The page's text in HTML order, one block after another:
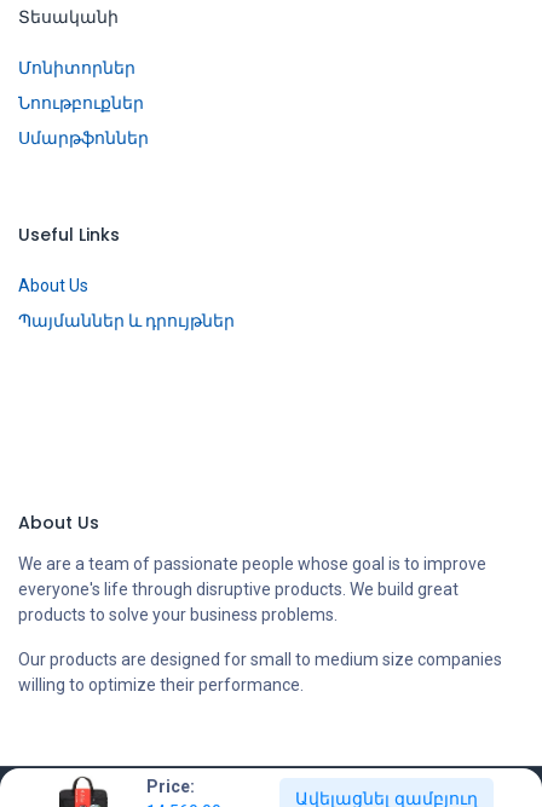
Price:
Ավելացնել զամբյուղ
Տեսականի
Մոնիտորներ
Նոութբուքներ
Սմարթֆոններ
Useful Links
About Us
Պայմաններ և դրույթներ
About Us
We are a team of passionate people whose goal is to improve
everyone's life through disruptive products. We build great
products to solve your business problems.
Our products are designed for small to medium size companies
willing to optimize their performance.